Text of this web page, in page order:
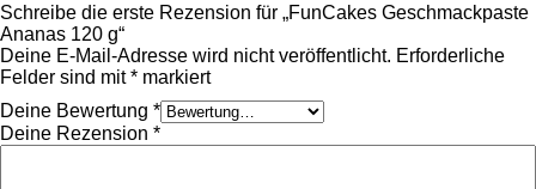
Schreibe die erste Rezension für „FunCakes Geschmackpaste
Ananas 120 g“
Deine E-Mail-Adresse wird nicht veröffentlicht. Erforderliche
Felder sind mit* markiert
Deine Bewertung *
Deine Rezension *